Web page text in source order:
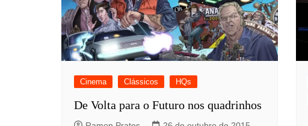
Cinema Clássicos HQs
De Volta para o Futuro nos quadrinhos